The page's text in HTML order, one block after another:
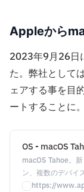
Appleから
2023年9月26日
た。弊社として
ェアする事を目
ートすることに。
OS - macOS
macOS Tahoe。
ン、複数のデバイ
スに作業するため
https://